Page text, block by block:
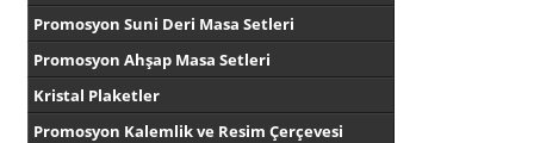
Promosyon Suni Deri Masa Setleri
Promosyon Ahşap Masa Setleri
Kristal Plaketler
Promosyon Kalemlik ve Resim Çerçevesi